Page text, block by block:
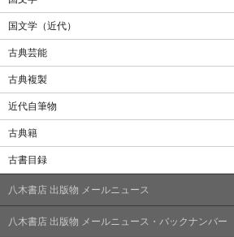
国文学（近代）
古典芸能
古典複製
近代自筆物
古典籍
古書目録
八木書店 出版物 メールニュース
八木書店 出版物 メールニュース・バックナンバー